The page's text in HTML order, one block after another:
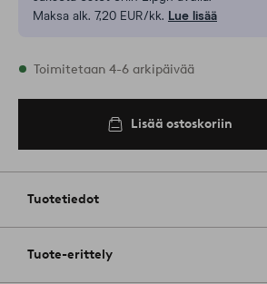
Maksa alk. 7,20 EUR/kk. Lue lisää
Varastossa
Toimitetaan 4-6 arkipäivää
Lisää ostoskoriin
Tuotetiedot
Tuote-erittely